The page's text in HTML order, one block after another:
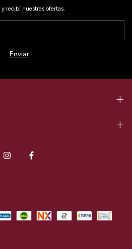
y recibí nuestras ofertas.